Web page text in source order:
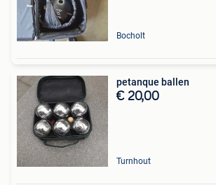
Bocholt
petanque ballen
€ 20,00
Turnhout